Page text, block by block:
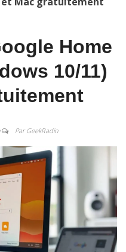
Home
10/11)
Par GeekRadin